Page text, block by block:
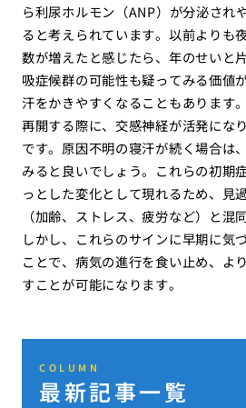
ら利尿ホルモン（ANP）が分泌され
ると考えられています。以前よりも
数が増えたと感じたら、年のせいと
吸症候群の可能性も疑ってみる価値
汗をかきやすくなることもあります
再開する際に、交感神経が活発にな
です。原因不明の寝汗が続く場合は
みると良いでしょう。これらの初期
っとした変化として現れるため、見
（加齢、ストレス、疲労など）と混
しかし、これらのサインに早期に気
ことで、病気の進行を食い止め、よ
すことが可能になります。
COLUMN
最新記事一覧